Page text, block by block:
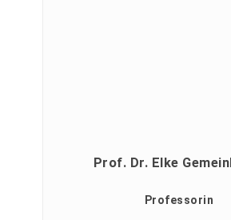
Prof. Dr. Elke
Professorin